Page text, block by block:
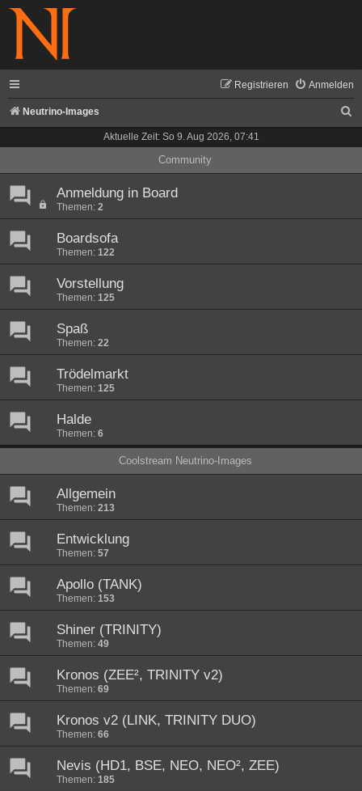
Anmelden
Registrieren
Neutrino-Images
h
Aktuelle Zeit: So 9. Aug 2026, 07:41
Community
Anmeldung in Board
Themen: 2
Boardsofa
Themen: 122
Vorstellung
Themen: 125
Spaß
Themen: 22
Trödelmarkt
Themen: 125
Halde
Themen: 6
Coolstream Neutrino-Images
Allgemein
Themen: 213
Entwicklung
Themen: 57
Apollo (TANK)
Themen: 153
Shiner (TRINITY)
Themen: 49
Kronos (ZEE², TRINITY v2)
Themen: 69
Kronos v2 (LINK, TRINITY DUO)
Themen: 66
Nevis (HD1, BSE, NEO, NEO², ZEE)
Themen: 185